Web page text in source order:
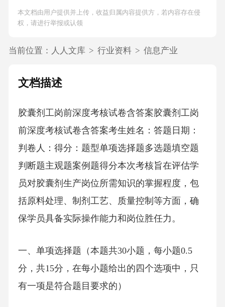
本文档由用户提供并上传，收益归属内容提供方，若内容存在侵
权，请进行举报或认领
当前位置： 人人文库 > 行业资料 > 信息产业
文档描述
胶囊剂工岗前深度考核试卷含答案胶囊剂工岗
前深度考核试卷含答案考生姓名：答题日期：
判卷人：得分：题型单项选择题多选题填空题
判断题主观题案例题得分本次考核旨在评估学
员对胶囊剂生产岗位所需知识的掌握程度，包
括原料处理、制剂工艺、质量控制等方面，确
保学员具备实际操作能力和岗位胜任力。
一、单项选择题（本题共30小题，每小题0.5
分，共15分，在每小题给出的四个选项中，只
有一项是符合题目要求的）